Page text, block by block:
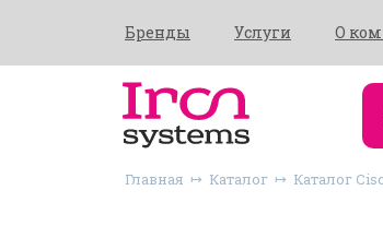
Бренды Услуги О
Главная Каталог Каталог